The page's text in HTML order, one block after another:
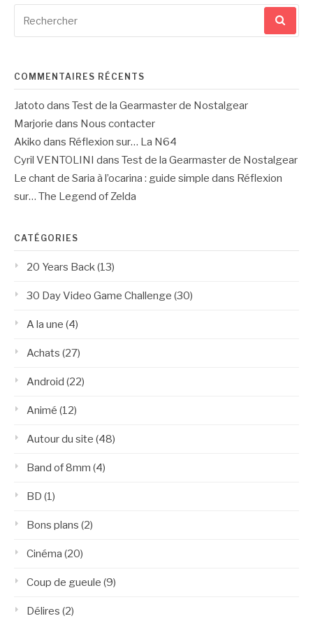
pour
COMMENTAIRES RÉCENTS
Jatoto dans Test de la Gearmaster de Nostalgear
Marjorie dans Nous contacter
Akiko dans Réflexion sur… La N64
Cyril VENTOLINI dans Test de la Gearmaster de Nostalgear
Le chant de Saria à l’ocarina : guide simple dans Réflexion
sur… The Legend of Zelda
CATÉGORIES
20 Years Back(13)
30 Day Video Game Challenge (30)
A la une (4)
Achats (27)
Android (22)
Animé (12)
Autour du site (48)
Band of 8mm (4)
BD (1)
Bons plans (2)
Cinéma (20)
Coup de gueule (9)
Délires (2)